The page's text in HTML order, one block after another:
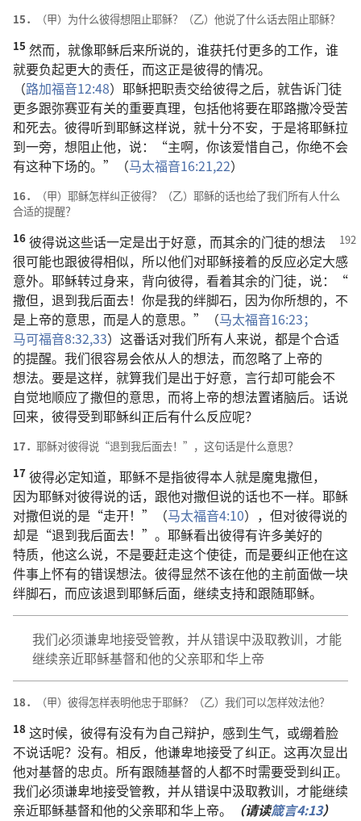
15． （甲） 为什么彼得想阻止耶稣？（乙） 他说了什么话去阻止耶稣？
15 然而， 就像耶稣后来所说的， 谁获托付更多的工作， 谁
就要负起更大的责任， 而这正是彼得的情况。
（路加福音12:48） 耶稣把职责交给彼得之后， 就告诉门徒
更多跟弥赛亚有关的重要真理， 包括他将要在耶路撒冷受苦
和死去。 彼得听到耶稣这样说， 就十分不安， 于是将耶稣拉
到一旁， 想阻止他， 说：“主啊， 你该爱惜自己， 你绝不会
有这种下场的。”（马太福音16:21,22）
16． （甲） 耶稣怎样纠正彼得？（乙） 耶稣的话也给了我们所有人什么
合适的提醒？
16 彼得说这些话一定是出于好意， 而其余的门徒的想法
很可能也跟彼得相似， 所以他们对耶稣接着的反应必定大感
意外。 耶稣转过身来， 背向彼得， 看着其余的门徒， 说：“
撒但， 退到我后面去！ 你是我的绊脚石， 因为你所想的， 不
是上帝的意思， 而是人的意思。”（马太福音16:23；
马可福音8:32,33） 这番话对我们所有人来说， 都是个合适
的提醒。 我们很容易会依从人的想法， 而忽略了上帝的
想法。 要是这样， 就算我们是出于好意， 言行却可能会不
自觉地顺应了撒但的意思， 而将上帝的想法置诸脑后。 话说
回来， 彼得受到耶稣纠正后有什么反应呢？
17． 耶稣对彼得说 “退到我后面去！”， 这句话是什么意思？
17 彼得必定知道， 耶稣不是指彼得本人就是魔鬼撒但，
因为耶稣对彼得说的话， 跟他对撒但说的话也不一样。 耶稣
对撒但说的是 “走开！”（马太福音4:10）， 但对彼得说的
却是 “退到我后面去！”。 耶稣看出彼得有许多美好的
特质， 他这么说， 不是要赶走这个使徒， 而是要纠正他在这
件事上怀有的错误想法。 彼得显然不该在他的主前面做一块
绊脚石， 而应该退到耶稣后面， 继续支持和跟随耶稣。
我们必须谦卑地接受管教， 并从错误中汲取教训， 才能
继续亲近耶稣基督和他的父亲耶和华上帝
18． （甲） 彼得怎样表明他忠于耶稣？（乙） 我们可以怎样效法他？
18 这时候， 彼得有没有为自己辩护， 感到生气， 或绷着脸
不说话呢？ 没有。 相反， 他谦卑地接受了纠正。 这再次显出
他对基督的忠贞。 所有跟随基督的人都不时需要受到纠正。
我们必须谦卑地接受管教， 并从错误中汲取教训， 才能继续
亲近耶稣基督和他的父亲耶和华上帝。 （请读箴言4:13）